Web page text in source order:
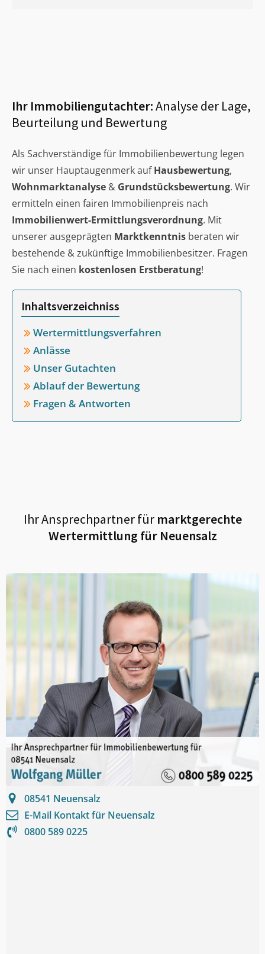
Ihr Immobiliengutachter:Analyse der Lage,
Beurteilung und Bewertung
Als Sachverständige für Immobilienbewertung legen
wir unser Hauptaugenmerk aufHausbewertung,
Wohnmarktanalyse & Grundstücksbewertung. Wir
ermitteln einen fairen Immobilienpreis nach
Immobilienwert-Ermittlungsverordnung. Mit
unserer ausgeprägten Marktkenntnis beraten wir
bestehende & zukünftige Immobilienbesitzer. Fragen
Sie nach einen kostenlosen Erstberatung!
Inhaltsverzeichniss
Wertermittlungsverfahren
Anlässe
Unser Gutachten
Ablauf der Bewertung
Fragen & Antworten
Ihr Ansprechpartner fürmarktgerechte
Wertermittlung für Neuensalz
08541 Neuensalz
E-Mail Kontakt für Neuensalz
0800 589 0225